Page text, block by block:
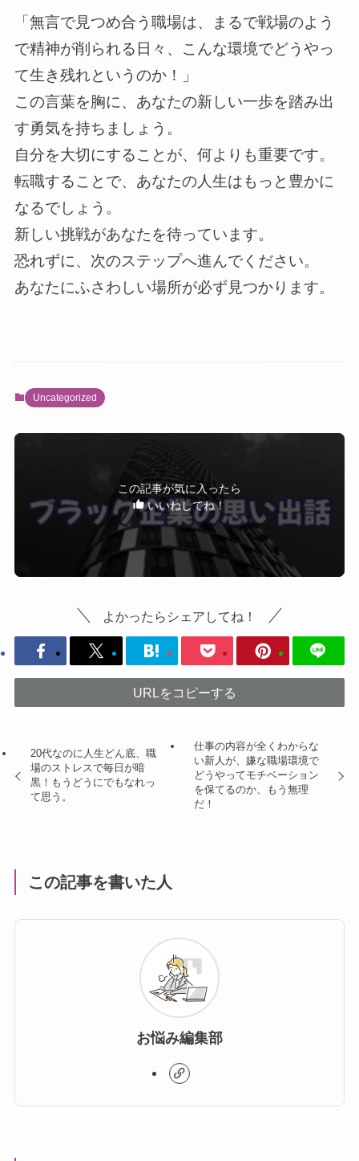
「無言で見つめ合う職場は、まるで戦場のよう
で精神が削られる日々、こんな環境でどうやっ
て生き残れというのか！」
この言葉を胸に、あなたの新しい一歩を踏み出
す勇気を持ちましょう。
自分を大切にすることが、何よりも重要です。
転職することで、あなたの人生はもっと豊かに
なるでしょう。
新しい挑戦があなたを待っています。
恐れずに、次のステップへ進んでください。
あなたにふさわしい場所が必ず見つかります。
Uncategorized
この記事が気に入ったら
いいねしてね！
よかったらシェアしてね！
URLをコピーする
20代なのに人生どん底、職
場のストレスで毎日が暗
黒！もうどうにでもなれっ
て思う。
仕事の内容が全くわからな
い新人が、嫌な職場環境で
どうやってモチベーション
を保てるのか、もう無理
だ！
この記事を書いた人
お悩み編集部